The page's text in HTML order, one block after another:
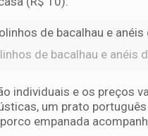
de bacalhau e anéis
individuais e os preços
um prato
empanada